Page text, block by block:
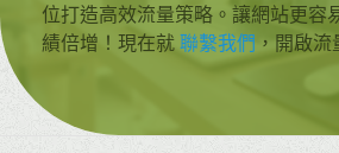
位打造高效流量策略。讓網站更容
績倍增！現在就 聯繫我們 ，開啟流